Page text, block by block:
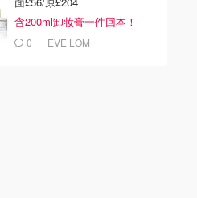
含200ml卸妆膏一件回本！
0 EVE LOM